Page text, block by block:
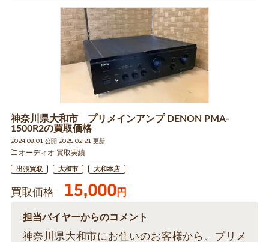
神奈川県大和市 プリメインアンプ DENON PMA-
1500R2の買取価格
2024.08.01 公開 2025.02.21 更新
オーディオ 買取実績
出張買取 大和市 大和本店
買取価格 15,000円
担当バイヤーからのコメント
神奈川県大和市にお住いのお客様から、プリメ